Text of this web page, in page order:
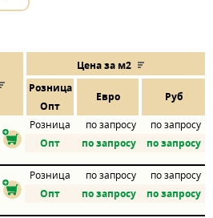
Цена за м2
Розница
Евро Руб
Опт
Розница по запросу
по запросу
Опт по запросу по запросу
Розница по запросу
по запросу
Опт по запросу по запросу